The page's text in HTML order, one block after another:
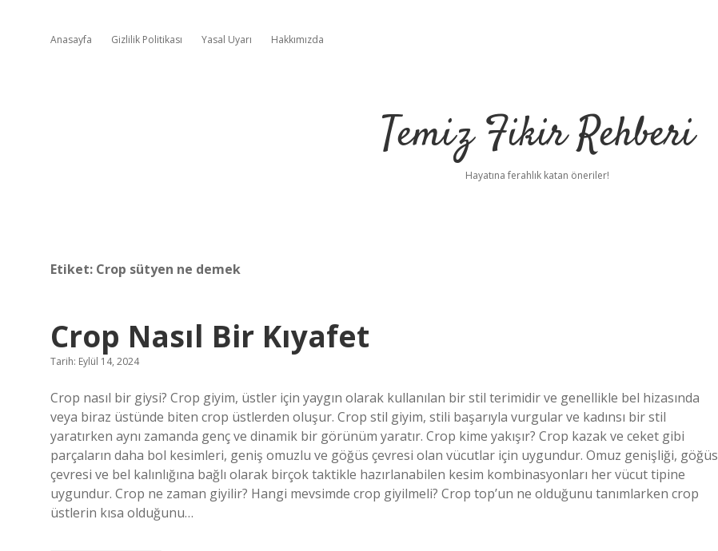
Anasayfa Gizlilik Politikası Yasal Uyarı Hakkımızda
Temiz Fikir Rehberi
Hayatına ferahlık katan öneriler!
Etiket: Crop sütyen ne demek
Crop Nasıl Bir Kıyafet
Tarih: Eylül 14, 2024
Crop nasıl bir giysi? Crop giyim, üstler için yaygın olarak kullanılan bir stil terimidir ve genellikle bel hizasında
veya biraz üstünde biten crop üstlerden oluşur. Crop stil giyim, stili başarıyla vurgular ve kadınsı bir stil
yaratırken aynı zamanda genç ve dinamik bir görünüm yaratır. Crop kime yakışır? Crop kazak ve ceket gibi
parçaların daha bol kesimleri, geniş omuzlu ve göğüs çevresi olan vücutlar için uygundur. Omuz genişliği, göğüs
çevresi ve bel kalınlığına bağlı olarak birçok taktikle hazırlanabilen kesim kombinasyonları her vücut tipine
uygundur. Crop ne zaman giyilir? Hangi mevsimde crop giyilmeli? Crop top’un ne olduğunu tanımlarken crop
üstlerin kısa olduğunu…